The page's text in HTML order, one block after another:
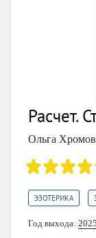
Расчет.
Ольга
ЭЗОТЕРИКА
Год выхода: 2025